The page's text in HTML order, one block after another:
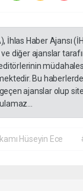
İhlas Haber Ajansı
ve diğer ajanslar
Bu
ajanslar olup
Hüseyin Ece